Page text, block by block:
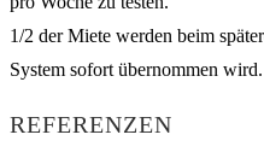
1/2 der Miete werden beim
System sofort übernommen wird.
REFERENZEN